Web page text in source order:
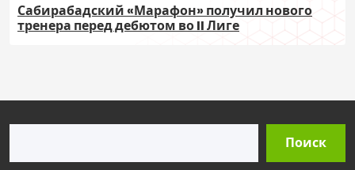
Сабирабадский «Марафон» получил нового
тренера перед дебютом во II Лиге
Поиск